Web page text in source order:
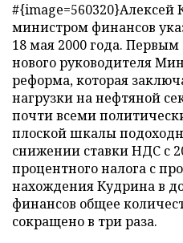
министром финансов
18 мая 2000 года.
нового руководителя
реформа, которая
нагрузки на нефтяной
почти всеми
плоской шкалы
снижении ставки НДС с
процентного налога с
нахождения Кудрина в
финансов общее
сокращено в три раза.